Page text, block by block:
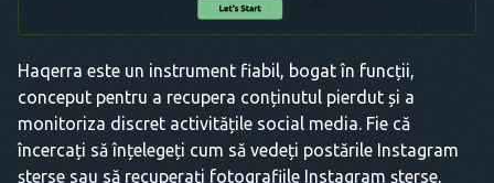
Haqerra este un instrument fiabil, bogat în funcții,
conceput pentru a recupera conținutul pierdut și a
monitoriza discret activitățile social media. Fie că
încercați să înțelegeți cum să vedeți postările Instagram
șterse sau să recuperați fotografiile Instagram șterse,